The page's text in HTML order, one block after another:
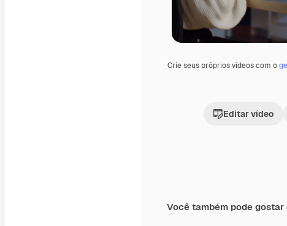
Crie seus próprios vídeos com o
Editar vídeo
Você também pode gostar